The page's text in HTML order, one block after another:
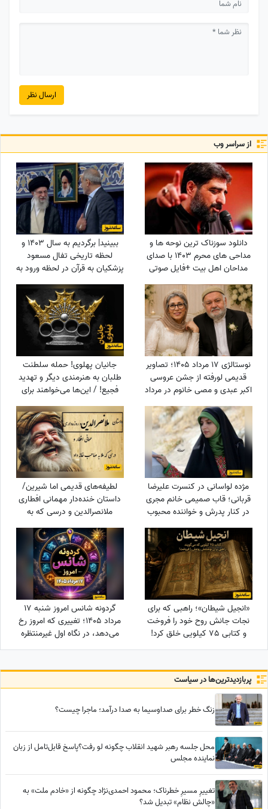
ارسال نظر
از سراسر وب
دانلود سوزناک ترین نوحه ها و
مداحی های محرم 1403 با صدای
مداحان اهل بیت +فایل صوتی
ببینید| برگردیم به سال 1403 و
لحظه تاریخی تفال مسعود
پزشکیان به قرآن در لحظه ورود به
حضور مخبر و پدر داماد رهبر
شهید انقلاب
نوستالژی 17 مرداد 1405؛ تصاویر
قدیمی لورفته از جشن عروسی
اکبر عبدی و مصی خانوم در مرداد
جانیان پهلوی! حمله سلطنت
طلبان به هنرمندی دیگر و تهدید
فجیع! / این‌ها می‌خواهند برای
مژده لواسانی در کنسرت علیرضا
قربانی؛ قاب صمیمی خانم مجری
در کنار پدرش و خواننده محبوب
لطیفه‌های قدیمی اما شیرین/
داستان خنده‌دار مهمانی افطاری
ملانصرالدین و درسی که به
«انجیل شیطان»؛ راهبی که برای
نجات جانش روح خود را فروخت
و کتابی 75 کیلویی خلق کرد!
گردونه شانس امروز شنبه 17
مرداد 1405؛ تغییری که امروز رخ
می‌دهد، در نگاه اول غیرمنتظره
پربازدید‌ترین‌ها در سیاست
زنگ خطر برای صداوسیما به صدا درآمد؛ ماجرا چیست؟
محل جلسه رهبر شهید انقلاب چگونه لو رفت؟پاسخ قابل‌تامل از زبان
نماینده مجلس
تغییرِ مسیرِ خطرناک؛ محمود احمدی‌نژاد چگونه از «خادم ملت» به
«چالش نظام» تبدیل شد؟